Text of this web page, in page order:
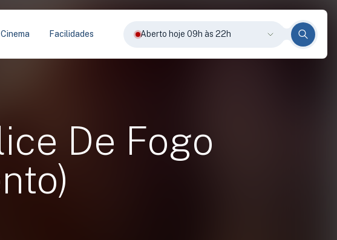
Cinema Facilidades Aberto hoje 09h às 22h
De Fogo